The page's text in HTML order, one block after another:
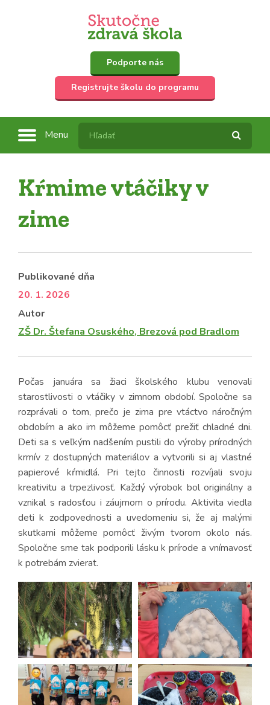
Podporte nás
Registrujte školu do programu
Menu
Kŕmime vtáčiky v
zime
Publikované dňa
20. 1. 2026
Autor
ZŠ Dr. Štefana Osuského, Brezová pod Bradlom
Počas januára sa žiaci školského klubu venovali
starostlivosti o vtáčiky v zimnom období. Spoločne sa
rozprávali o tom, prečo je zima pre vtáctvo náročným
obdobím a ako im môžeme pomôcť prežiť chladné dni.
Deti sa s veľkým nadšením pustili do výroby prírodných
krmív z dostupných materiálov a vytvorili si aj vlastné
papierové kŕmidlá. Pri tejto činnosti rozvíjali svoju
kreativitu a trpezlivosť. Každý výrobok bol originálny a
vznikal s radosťou i záujmom o prírodu. Aktivita viedla
deti k zodpovednosti a uvedomeniu si, že aj malými
skutkami môžeme pomôcť živým tvorom okolo nás.
Spoločne sme tak podporili lásku k prírode a vnímavosť
k potrebám zvierat.